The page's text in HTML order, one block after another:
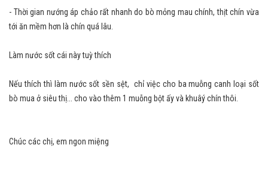
- Thời gian nướng áp chảo rất nhanh do bò mỏng mau chính, thịt chín vừa
tới ăn mềm hơn là chín quá lâu.
Làm nước sốt cái này tuỳ thích
Nếu thích thì làm nước sốt sền sệt, chỉ việc cho ba muỗng canh loại sốt
bò mua ở siêu thị... cho vào thêm 1 muỗng bột ấy và khuâý chín thôi.
Chúc các chị, em ngon miệng